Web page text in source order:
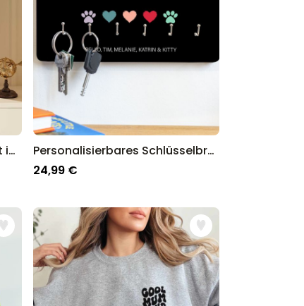
Personalisierbares Poster mit individuellem Zauberdesign
Personalisierbares Schlüsselbrett mit Symbolen und Namen
24,99 €